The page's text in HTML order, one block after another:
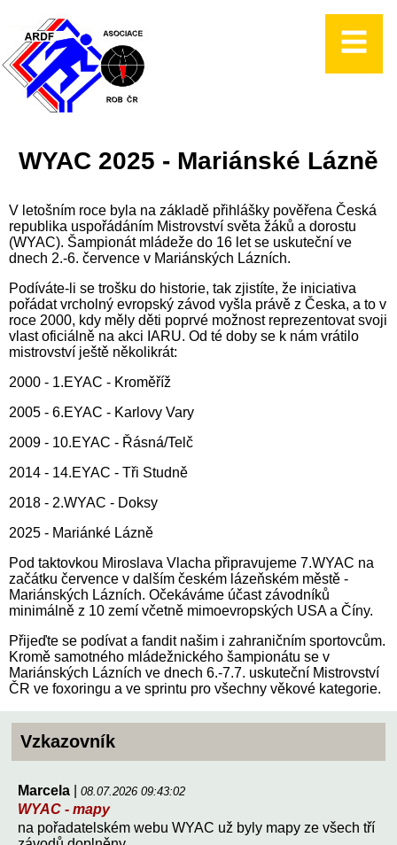
WYAC 2025 - Mariánské Lázně
V letošním roce byla na základě přihlášky pověřena Česká
republika uspořádáním Mistrovství světa žáků a dorostu
(WYAC). Šampionát mládeže do 16 let se uskuteční ve
dnech 2.-6. července v Mariánských Lázních.
Podíváte-li se trošku do historie, tak zjistíte, že iniciativa
pořádat vrcholný evropský závod vyšla právě z Česka, a to v
roce 2000, kdy měly děti poprvé možnost reprezentovat svoji
vlast oficiálně na akci IARU. Od té doby se k nám vrátilo
mistrovství ještě několikrát:
2000 - 1.EYAC - Kroměříž
2005 - 6.EYAC - Karlovy Vary
2009 - 10.EYAC - Řásná/Telč
2014 - 14.EYAC - Tři Studně
2018 - 2.WYAC - Doksy
2025 - Mariánké Lázně
Pod taktovkou Miroslava Vlacha připravujeme 7.WYAC na
začátku července v dalším českém lázeňském městě -
Mariánských Lázních. Očekáváme účast závodníků
minimálně z 10 zemí včetně mimoevropských USA a Číny.
Přijeďte se podívat a fandit našim i zahraničním sportovcům.
Kromě samotného mládežnického šampionátu se v
Mariánských Lázních ve dnech 6.-7.7. uskuteční Mistrovství
ČR ve foxoringu a ve sprintu pro všechny věkové kategorie.
Vzkazovník
Marcela 08.07.2026 09:43:02
WYAC - mapy
na pořadatelském webu WYAC už byly mapy ze všech tří